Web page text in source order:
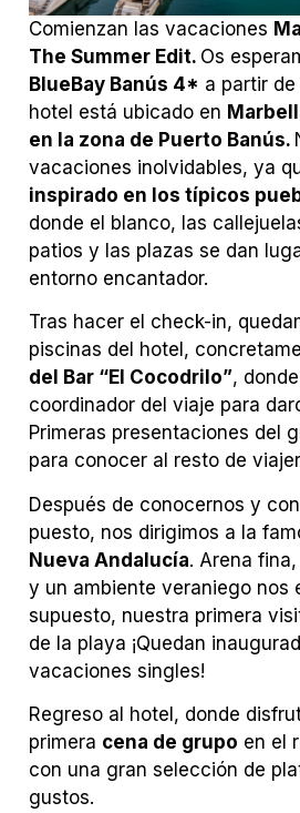
Comienzan las vacaciones
The Summer Edit. Os
BlueBay Banús 4* a partir
hotel está ubicado en
en la zona de Puerto Banús.
vacaciones inolvidables, ya
inspirado en los típicos
donde el blanco, las
patios y las plazas se dan
entorno encantador.
Tras hacer el check-in,
piscinas del hotel,
del Bar “El Cocodrilo”,
coordinador del viaje para
Primeras presentaciones del
para conocer al resto de
Después de conocernos y
puesto, nos dirigimos a la
Nueva Andalucía. Arena
y un ambiente veraniego nos
supuesto, nuestra primera
de la playa ¡Quedan
vacaciones singles!
Regreso al hotel, donde
primera cena de grupo en el
con una gran selección de
gustos.